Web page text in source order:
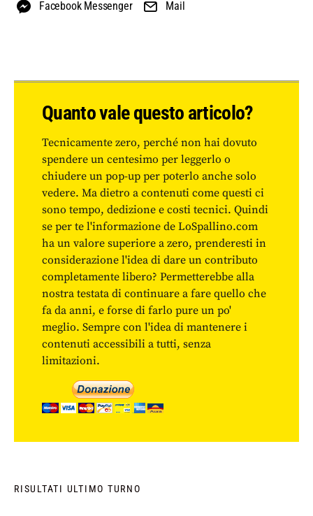
Facebook Messenger
Mail
Quanto vale questo articolo?
Tecnicamente zero, perché non hai dovuto
spendere un centesimo per leggerlo o
chiudere un pop-up per poterlo anche solo
vedere. Ma dietro a contenuti come questi ci
sono tempo, dedizione e costi tecnici. Quindi
se per te l'informazione de LoSpallino.com
ha un valore superiore a zero, prenderesti in
considerazione l'idea di dare un contributo
completamente libero? Permetterebbe alla
nostra testata di continuare a fare quello che
fa da anni, e forse di farlo pure un po'
meglio. Sempre con l'idea di mantenere i
contenuti accessibili a tutti, senza
limitazioni.
RISULTATI ULTIMO TURNO